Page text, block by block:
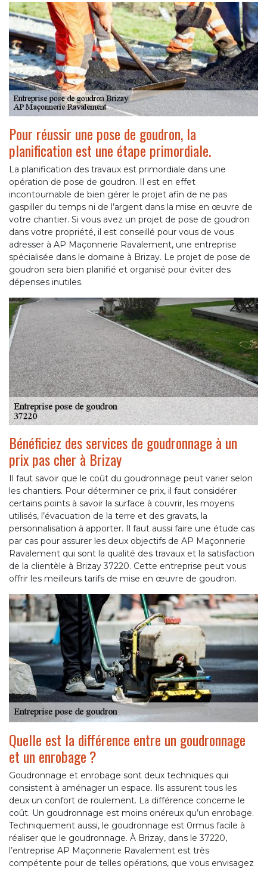
Pour réussir une pose de goudron, la
planification est une étape primordiale.
La planification des travaux est primordiale dans une
opération de pose de goudron. Il est en effet
incontournable de bien gérer le projet afin de ne pas
gaspiller du temps ni de l’argent dans la mise en œuvre de
votre chantier. Si vous avez un projet de pose de goudron
dans votre propriété, il est conseillé pour vous de vous
adresser à AP Maçonnerie Ravalement, une entreprise
spécialisée dans le domaine à Brizay. Le projet de pose de
goudron sera bien planifié et organisé pour éviter des
dépenses inutiles.
Bénéficiez des services de goudronnage à un
prix pas cher à Brizay
Il faut savoir que le coût du goudronnage peut varier selon
les chantiers. Pour déterminer ce prix, il faut considérer
certains points à savoir la surface à couvrir, les moyens
utilisés, l’évacuation de la terre et des gravats, la
personnalisation à apporter. Il faut aussi faire une étude cas
par cas pour assurer les deux objectifs de AP Maçonnerie
Ravalement qui sont la qualité des travaux et la satisfaction
de la clientèle à Brizay 37220. Cette entreprise peut vous
offrir les meilleurs tarifs de mise en œuvre de goudron.
Quelle est la différence entre un goudronnage
et un enrobage ?
Goudronnage et enrobage sont deux techniques qui
consistent à aménager un espace. Ils assurent tous les
deux un confort de roulement. La différence concerne le
coût. Un goudronnage est moins onéreux qu’un enrobage.
Techniquement aussi, le goudronnage est 0rmus facile à
réaliser que le goudronnage. À Brizay, dans le 37220,
l’entreprise AP Maçonnerie Ravalement est très
compétente pour de telles opérations, que vous envisagez